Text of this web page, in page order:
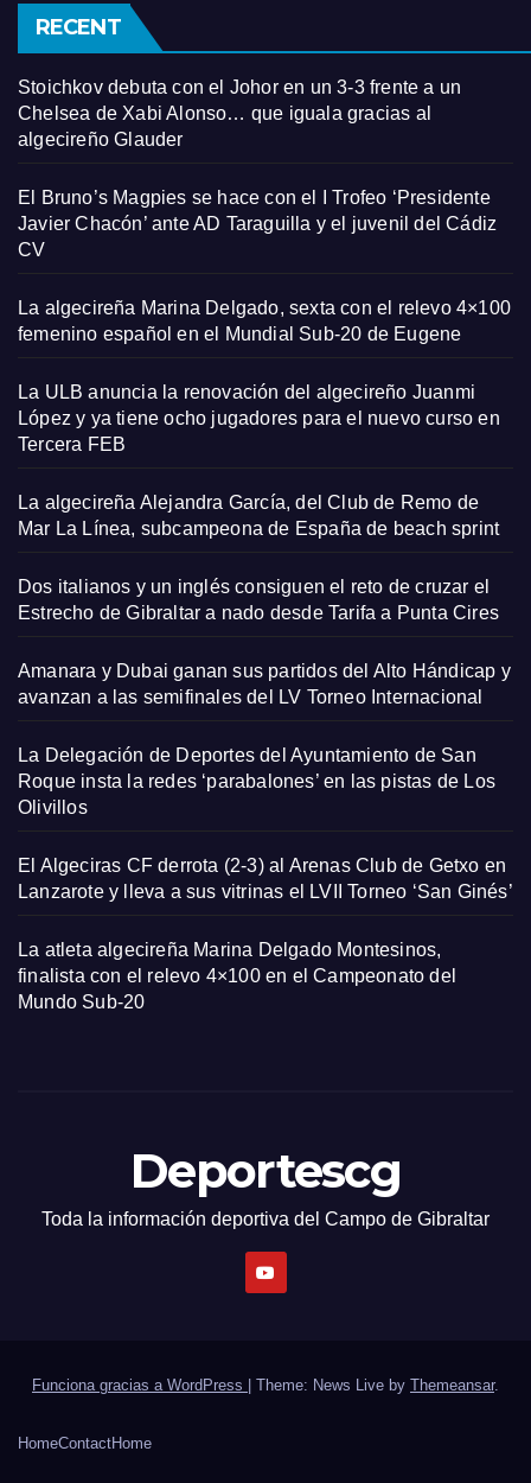
RECENT
Stoichkov debuta con el Johor en un 3-3 frente a un
Chelsea de Xabi Alonso… que iguala gracias al
algecireño Glauder
El Bruno’s Magpies se hace con el I Trofeo ‘Presidente
Javier Chacón’ ante AD Taraguilla y el juvenil del Cádiz
CV
La algecireña Marina Delgado, sexta con el relevo 4×100
femenino español en el Mundial Sub-20 de Eugene
La ULB anuncia la renovación del algecireño Juanmi
López y ya tiene ocho jugadores para el nuevo curso en
Tercera FEB
La algecireña Alejandra García, del Club de Remo de
Mar La Línea, subcampeona de España de beach sprint
Dos italianos y un inglés consiguen el reto de cruzar el
Estrecho de Gibraltar a nado desde Tarifa a Punta Cires
Amanara y Dubai ganan sus partidos del Alto Hándicap y
avanzan a las semifinales del LV Torneo Internacional
La Delegación de Deportes del Ayuntamiento de San
Roque insta la redes ‘parabalones’ en las pistas de Los
Olivillos
El Algeciras CF derrota (2-3) al Arenas Club de Getxo en
Lanzarote y lleva a sus vitrinas el LVII Torneo ‘San Ginés’
La atleta algecireña Marina Delgado Montesinos,
finalista con el relevo 4×100 en el Campeonato del
Mundo Sub-20
Deportescg
Toda la información deportiva del Campo de Gibraltar
Funciona gracias a WordPress Theme: News Live by Themeansar.
HomeContactHome